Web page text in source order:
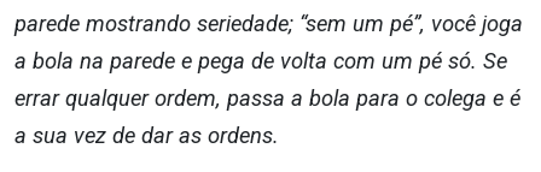
parede mostrando seriedade; “sem um pé”, você joga
a bola na parede e pega de volta com um pé só. Se
errar qualquer ordem, passa a bola para o colega e é
a sua vez de dar as ordens.